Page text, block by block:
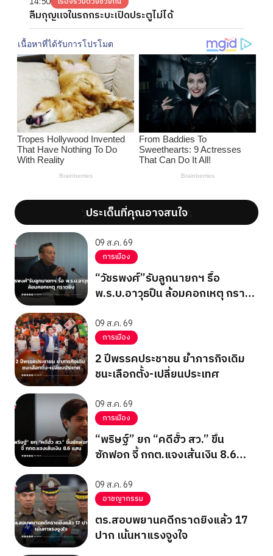
ลืมกุญแจในรถกระบะเปิดประตูไม่ได้
';ประเด็นที่คุณอาจสนใจ';
09 ส.ค. 69
การเมือง
“วัชรพงศ์”รับลูกนายกฯ รื้อ
พ.ร.บ.อาวุธปืน ล้อมคอกเหตุ กราด
09 ส.ค. 69
การเมือง
2 ปีพรรคประชาชน ย้ำภารกิจเดิม
ชนะเลือกตั้ง-เปลี่ยนประเทศ
09 ส.ค. 69
การเมือง
“พริษฐ์” ยก “คดีฮั้ว สว.” ขึ้น
ซักฟอก จี้ กกต.แจงเส้นเงิน 8.6
09 ส.ค. 69
อาชญากรรม
ตร.สอบพยานคดีกราดยิงแล้ว 17
ปาก เน้นหาแรงจูงใจ